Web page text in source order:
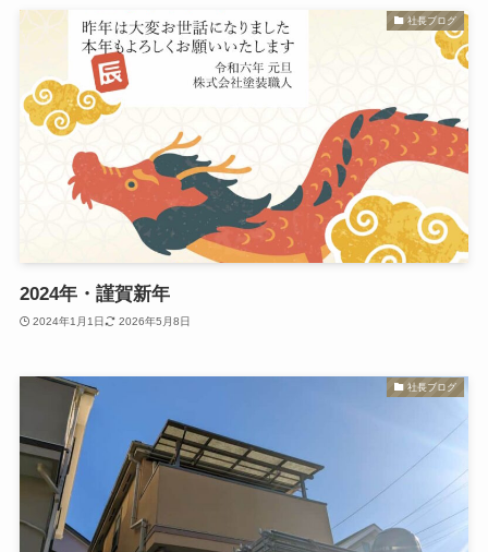
社長ブログ
2024年・謹賀新年
2024年1月1日 2026年5月8日
社長ブログ